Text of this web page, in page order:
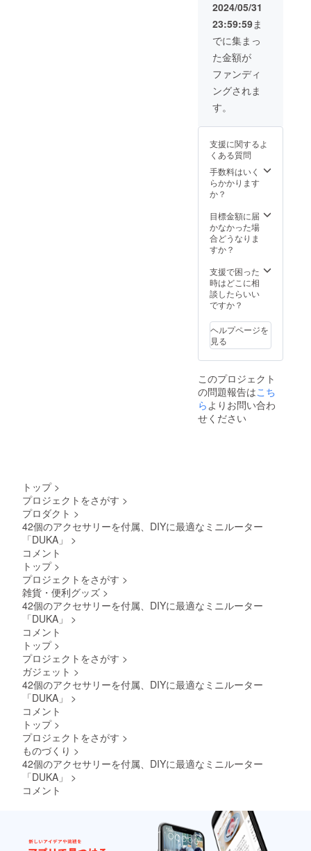
2024/05/31
23:59:59ま
でに集まっ
た金額が
ファンディ
ングされま
す。
支援に関するよ
くある質問
手数料はいく
らかかります
か？
目標金額に届
かなかった場
合どうなりま
すか？
支援で困った
時はどこに相
談したらいい
ですか？
ヘルプページを
見る
このプロジェクト
の問題報告はこち
ら よりお問い合わ
せください
トップ >
プロジェクトをさがす >
プロダクト >
42個のアクセサリーを付属、DIYに最適なミニルーター
「DUKA」
>
コメント
トップ >
プロジェクトをさがす >
雑貨・便利グッズ >
42個のアクセサリーを付属、DIYに最適なミニルーター
「DUKA」
>
コメント
トップ >
プロジェクトをさがす >
ガジェット >
42個のアクセサリーを付属、DIYに最適なミニルーター
「DUKA」
>
コメント
トップ >
プロジェクトをさがす >
ものづくり >
42個のアクセサリーを付属、DIYに最適なミニルーター
「DUKA」
>
コメント